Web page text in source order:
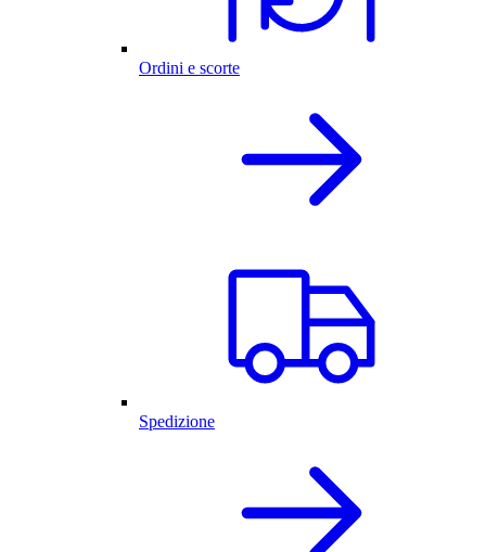
Ordini e scorte
Spedizione